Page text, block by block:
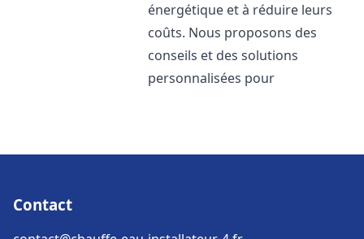
énergétique et à réduire leurs
coûts. Nous proposons des
conseils et des solutions
personnalisées pour
Contact